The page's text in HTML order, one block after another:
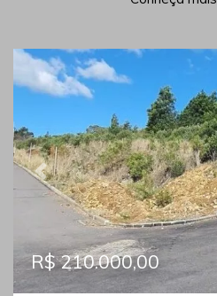
Previous
R$ 210.000,00